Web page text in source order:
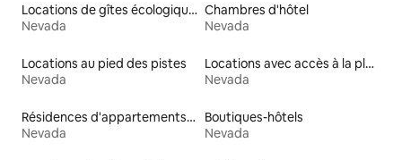
Locations de gîtes écologiques
Nevada
Chambres d'hôtel
Nevada
Locations au pied des pistes
Nevada
Locations avec accès à la plage
Nevada
Résidences d'appartements en location
Nevada
Boutiques-hôtels
Nevada